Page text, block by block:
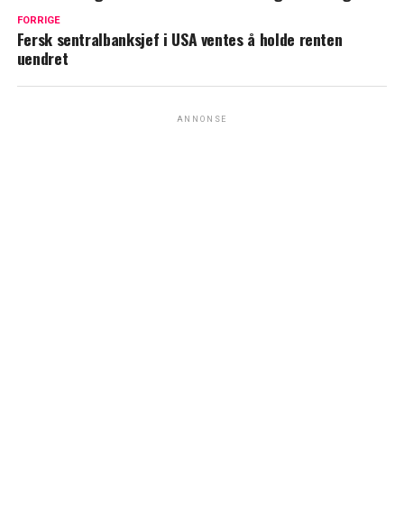
FORRIGE
Fersk sentralbanksjef i USA ventes å holde renten
uendret
ANNONSE